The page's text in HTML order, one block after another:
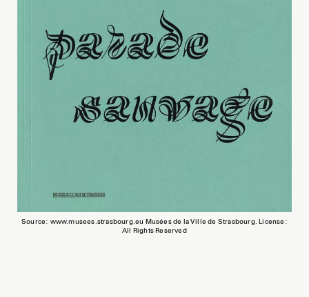
Source: www.musees.strasbourg.eu Musées de la Ville de Strasbourg. License:
All Rights Reserved